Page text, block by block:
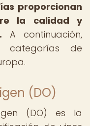
proporcionan
la calidad y
A continuación,
categorías de
(DO)
(DO) es la